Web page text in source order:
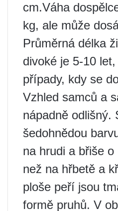
cm.Váha
kg, ale může
Průměrná délka
divoké je 5-10
případy, kdy se
Vzhled samců a
nápadně odlišný.
šedohnědou
na hrudi a břiše
než na hřbetě a
ploše peří jsou
formě pruhů. V